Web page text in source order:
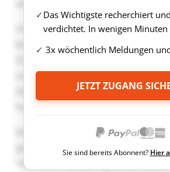
Das Wichtigste recherchiert
verdichtet. In wenigen
3x wöchentlich Meldungen
JETZT ZUGANG
Sie sind bereits Abonnent? Hier